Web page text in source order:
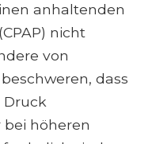
anhaltenden
nicht
von
dass
Druck
höheren